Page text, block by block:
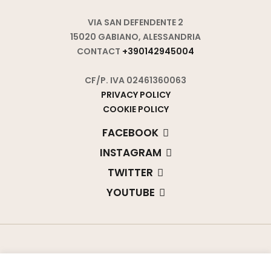
VIA SAN DEFENDENTE 2
15020 GABIANO, ALESSANDRIA
CONTACT +390142945004
CF/P. IVA 02461360063
PRIVACY POLICY
COOKIE POLICY
FACEBOOK
INSTAGRAM
TWITTER
YOUTUBE